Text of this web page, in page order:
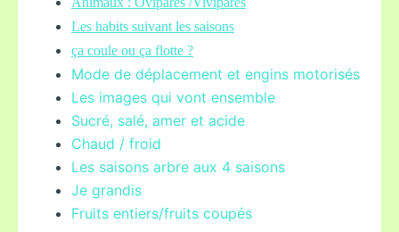
Les habits suivant les saisons
ça coule ou ça flotte ?
Mode de déplacement et engins motorisés
Les images qui vont ensemble
Sucré, salé, amer et acide
Chaud / froid
Les saisons arbre aux 4 saisons
Je grandis
Fruits entiers/fruits coupés